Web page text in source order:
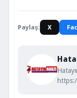
Paylaş: X